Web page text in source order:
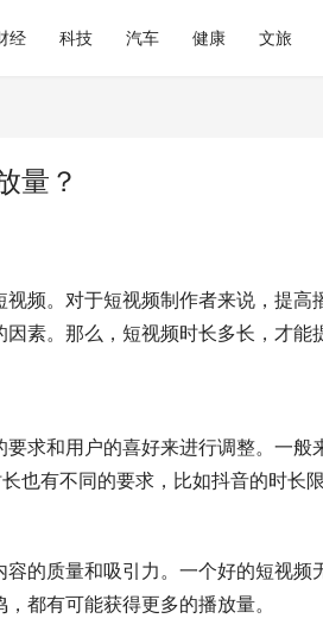
经 科技 汽车 健康 文旅
量？
频。对于短视频制作者来说，提高
素。那么，短视频时长多长，才能
求和用户的喜好来进行调整。一般
也有不同的要求，比如抖音的时长
的质量和吸引力。一个好的短视频
都有可能获得更多的播放量。